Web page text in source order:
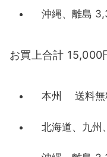
沖縄、離島
お買上合計 15,000
本州 送料無
北海道、九